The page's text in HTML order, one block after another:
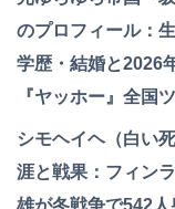
のプロフィール：
学歴・結婚と2026
『ヤッホー』全国
シモヘイヘ（白い
涯と戦果：フィン
雄が冬戦争で542人